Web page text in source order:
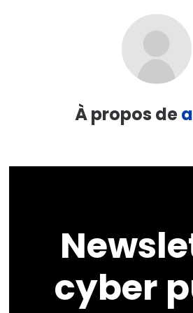
À propos de
cyber